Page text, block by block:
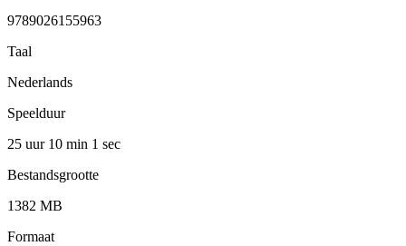
9789026155963
Taal
Nederlands
Speelduur
25 uur 10 min 1 sec
Bestandsgrootte
1382 MB
Formaat